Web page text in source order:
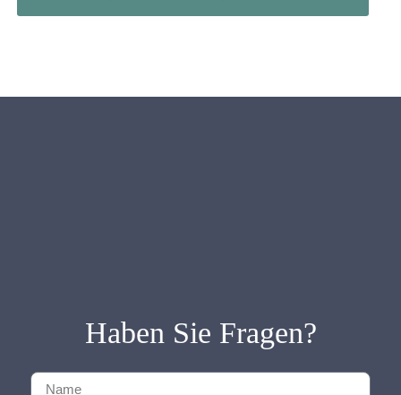
Haben Sie Fragen?